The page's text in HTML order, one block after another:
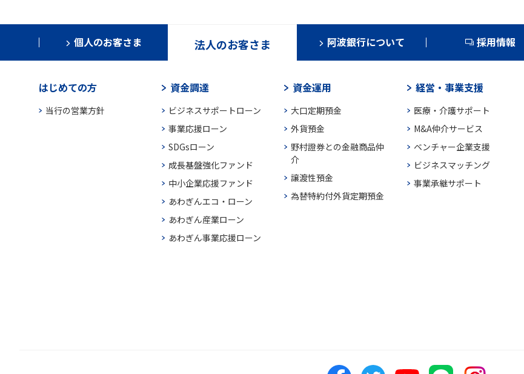
個人のお客さま 法人のお客さま 阿波銀行について 採用情報
はじめての方
当行の営業方針
資金調達
ビジネスサポートローン
事業応援ローン
SDGsローン
成長基盤強化ファンド
中小企業応援ファンド
あわぎんエコ・ローン
あわぎん産業ローン
あわぎん事業応援ローン
資金運用
大口定期預金
外貨預金
野村證券との金融商品仲
介
譲渡性預金
為替特約付外貨定期預金
経営・事業支援
医療・介護サポート
M&A仲介サービス
ベンチャー企業支援
ビジネスマッチング
事業承継サポート